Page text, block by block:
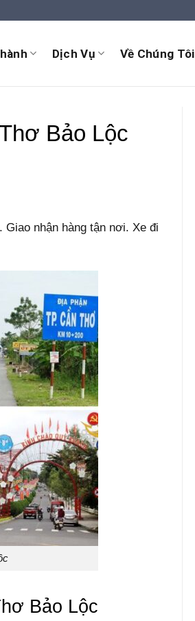
Dịch Vụ Về Chúng Tôi
Bảo Lộc
Giao nhận hàng tận nơi. Xe đi
Bảo Lộc